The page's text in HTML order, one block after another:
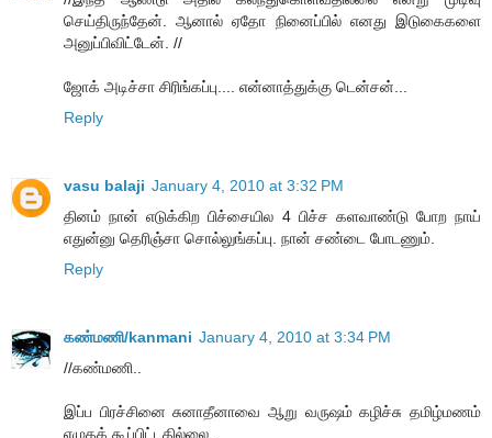
செய்திருந்தேன். ஆனால் ஏதோ நினைப்பில் எனது இடுகைகளை
அனுப்பிவிட்டேன். //
ஜோக் அடிச்சா சிரிங்கப்பு.... என்னாத்துக்கு டென்சன்...
Reply
vasu balaji January 4, 2010 at 3:32 PM
தினம் நான் எடுக்கிற பிச்சையில 4 பிச்ச களவாண்டு போற நாய்
எதுன்னு தெரிஞ்சா சொல்லுங்கப்பு. நான் சண்டை போடணும்.
Reply
கண்மணி/kanmani January 4, 2010 at 3:34 PM
//கண்மணி..
இப்ப பிரச்சினை சுனாதீனாவை ஆறு வருஷம் கழிச்சு தமிழ்மணம்
எழுதக் கூப்பிட்டதில்லை..